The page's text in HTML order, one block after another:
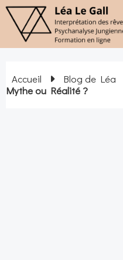
Accueil Blog de Léa
Mythe ou Réalité ?